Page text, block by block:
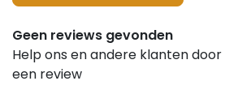
Geen reviews gevonden
Help ons en andere klanten
een review